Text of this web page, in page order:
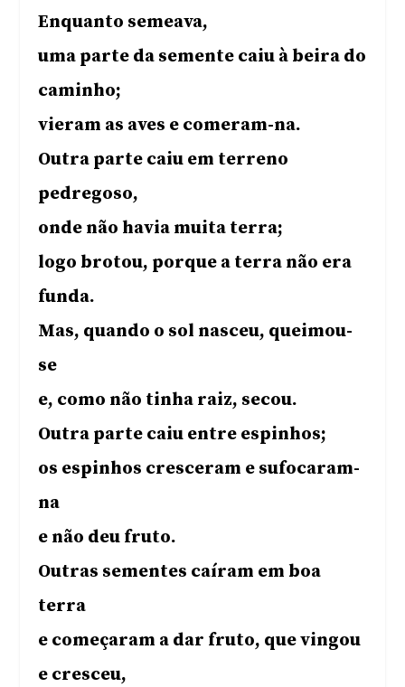
Enquanto semeava,
uma parte da semente caiu à beira do
caminho;
vieram as aves e comeram-na.
Outra parte caiu em terreno
pedregoso,
onde não havia muita terra;
logo brotou, porque a terra não era
funda.
Mas, quando o sol nasceu, queimou-
se
e, como não tinha raiz, secou.
Outra parte caiu entre espinhos;
os espinhos cresceram e sufocaram-
na
e não deu fruto.
Outras sementes caíram em boa
terra
e começaram a dar fruto, que vingou
e cresceu,